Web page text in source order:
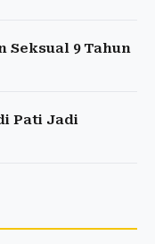
Seksual 9 Tahun
Pati Jadi